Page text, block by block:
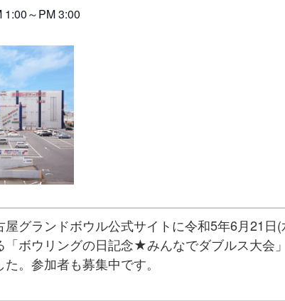
1:00～PM 3:00
屋グランドボウル公式サイトに令和5年6月21日
「ボウリングの日記念★みんなでダブルス大会
た。参加者も募集中です。